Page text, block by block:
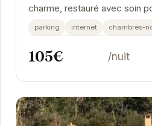
charme, restauré avec soin
authenticité. Il offre un cadre
parking internet chambres-
105€ /nuit